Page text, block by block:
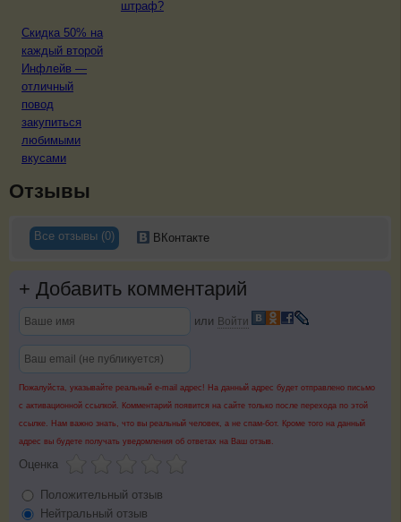
штраф?
Скидка 50% на
каждый второй
Инфлейв —
отличный
повод
закупиться
любимыми
вкусами
Отзывы
Все отзывы (0) ВКонтакте
+ Добавить комментарий
или Войти
Пожалуйста, указывайте реальный e-mail адрес! На данный адрес будет отправлено письмо
с активационной ссылкой. Комментарий появится на сайте только после перехода по этой
ссылке. Нам важно знать, что вы реальный человек, а не спам-бот. Кроме того на данный
адрес вы будете получать уведомления об ответах на Ваш отзыв.
Оценка
Положительный отзыв
Нейтральный отзыв